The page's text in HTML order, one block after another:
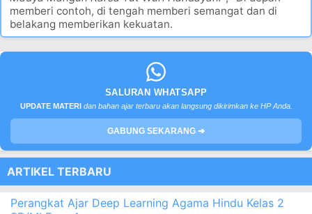
Ki Hajar Dewantara :“Ing Ngarsa Sung Tuladha Ing
Madya Mangun Karsa Tut Wuri Handayani”
memberi contoh, di tengah memberi semangat dan di
belakang memberikan kekuatan.
SALURAN WHATSAPP
dan bahan ajar terbaru akan langsung dikirimkan ke HP Anda.
GABUNG SEKARANG ➔
ARTIKEL TERBARU